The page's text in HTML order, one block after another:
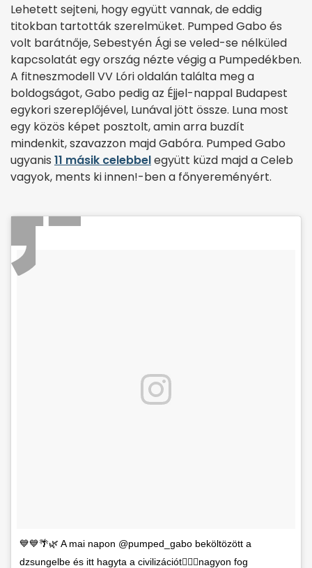
Lehetett sejteni, hogy együtt vannak, de eddig
titokban tartották szerelmüket. Pumped Gabo és
volt barátnője, Sebestyén Ági se veled-se nélküled
kapcsolatát egy ország nézte végig a Pumpedékben.
A fitneszmodell VV Lóri oldalán találta meg a
boldogságot, Gabo pedig az Éjjel-nappal Budapest
egykori szereplőjével, Lunával jött össze. Luna most
egy közös képet posztolt, amin arra buzdít
mindenkit, szavazzon majd Gabóra. Pumped Gabo
ugyanis 11 másik celebbelegyütt küzd majd a Celeb
vagyok, ments ki innen!-ben a főnyereményért.
💙💙🌴🌿 A mai napon @pumped_gabo beköltözött a
dzsungelbe és itt hagyta a civilizációt💁🏽‍♀️nagyon fog